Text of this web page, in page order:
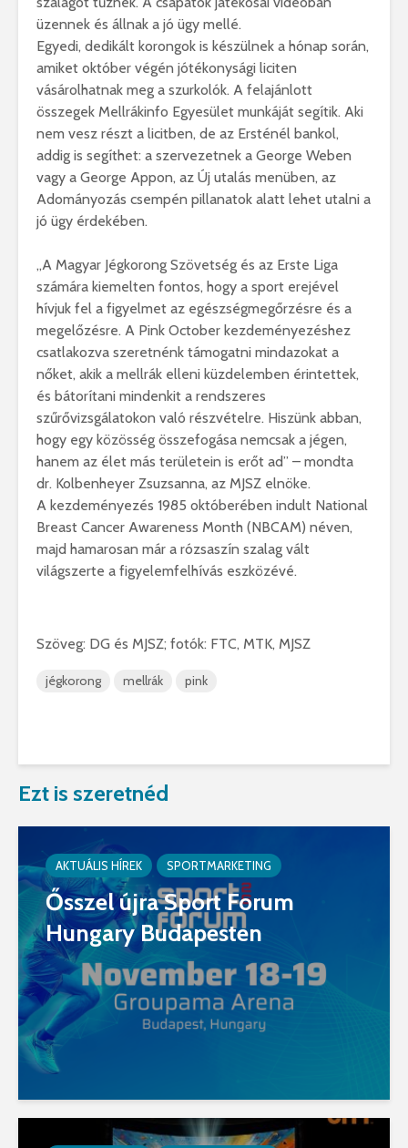
üzennek és állnak a jó ügy mellé.
Egyedi, dedikált korongok is készülnek a hónap során,
amiket október végén jótékonysági liciten
vásárolhatnak meg a szurkolók. A felajánlott
összegek Mellrákinfo Egyesület munkáját segítik. Aki
nem vesz részt a licitben, de az Ersténél bankol,
addig is segíthet: a szervezetnek a George Weben
vagy a George Appon, az Új utalás menüben, az
Adományozás csempén pillanatok alatt lehet utalni a
jó ügy érdekében.
„A Magyar Jégkorong Szövetség és az Erste Liga
számára kiemelten fontos, hogy a sport erejével
hívjuk fel a figyelmet az egészségmegőrzésre és a
megelőzésre. A Pink October kezdeményezéshez
csatlakozva szeretnénk támogatni mindazokat a
nőket, akik a mellrák elleni küzdelemben érintettek,
és bátorítani mindenkit a rendszeres
szűrővizsgálatokon való részvételre. Hiszünk abban,
hogy egy közösség összefogása nemcsak a jégen,
hanem az élet más területein is erőt ad” – mondta
dr. Kolbenheyer Zsuzsanna, az MJSZ elnöke.
A kezdeményezés 1985 októberében indult National
Breast Cancer Awareness Month (NBCAM) néven,
majd hamarosan már a rózsaszín szalag vált
világszerte a figyelemfelhívás eszközévé.
Szöveg: DG és MJSZ; fotók: FTC, MTK, MJSZ
jégkorong mellrák pink
Ezt is szeretnéd
AKTUÁLIS HÍREK SPORTMARKETING
Ősszel újra Sport Forum
Hungary Budapesten